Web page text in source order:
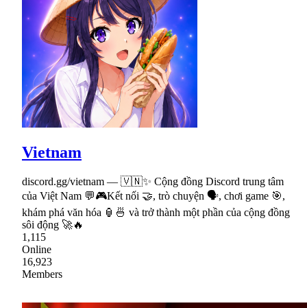
Vietnam
discord.gg/vietnam — 🇻🇳✨ Cộng đồng Discord trung tâm
của Việt Nam 💬🎮Kết nối 🤝, trò chuyện 🗣, chơi game 🎯,
khám phá văn hóa 🏮🍜 và trở thành một phần của cộng đồng
sôi động 🚀🔥
1,115
Online
16,923
Members